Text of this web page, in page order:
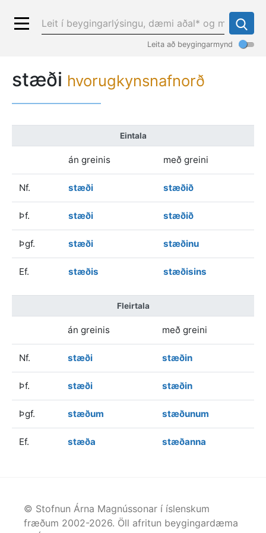
Leita að beygingarmynd
stæði hvorugkynsnafnorð
Eintala
án greinis með greini
Nf. stæði stæðið
Þf. stæði stæðið
Þgf. stæði stæðinu
Ef. stæðis stæðisins
Fleirtala
án greinis með greini
Nf. stæði stæðin
Þf. stæði stæðin
Þgf. stæðum stæðunum
Ef. stæða stæðanna
© Stofnun Árna Magnússonar í íslenskum
fræðum 2002-2026. Öll afritun beygingardæma